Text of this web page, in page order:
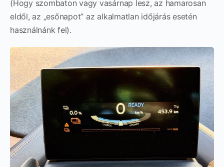
(Hogy szombaton vagy vasárnap lesz, az hamarosan
eldől, az „esőnapot” az alkalmatlan időjárás esetén
használnánk fel).